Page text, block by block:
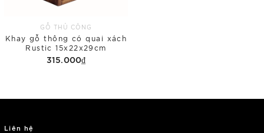
GỖ THỦ CÔNG
Khay gỗ thông có quai xách
Rustic 15x22x29cm
315.000₫
Liên hệ